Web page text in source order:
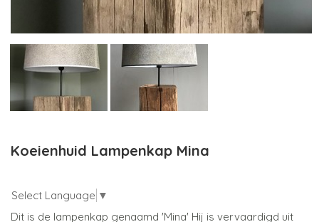
Koeienhuid Lampenkap Mina
Select Language ▼
Dit is de lampenkap genaamd 'Mina' Hij is vervaardigd uit